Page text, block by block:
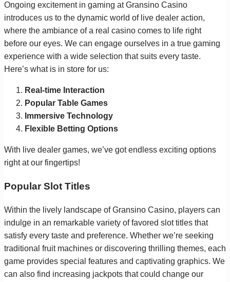
Ongoing excitement in gaming at Gransino Casino
introduces us to the dynamic world of live dealer action,
where the ambiance of a real casino comes to life right
before our eyes. We can engage ourselves in a true gaming
experience with a wide selection that suits every taste.
Here’s what is in store for us:
Real-time Interaction
Popular Table Games
Immersive Technology
Flexible Betting Options
With live dealer games, we’ve got endless exciting options
right at our fingertips!
Popular Slot Titles
Within the lively landscape of Gransino Casino, players can
indulge in an remarkable variety of favored slot titles that
satisfy every taste and preference. Whether we’re seeking
traditional fruit machines or discovering thrilling themes, each
game provides special features and captivating graphics. We
can also find increasing jackpots that could change our